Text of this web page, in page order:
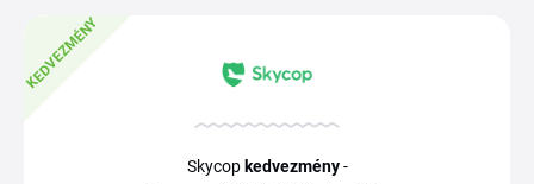
KEDVEZMÉNY
Skycop kedvezmény-